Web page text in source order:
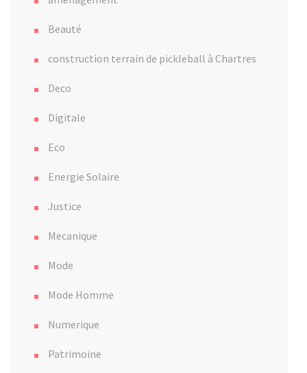
Beauté
construction terrain de pickleball à Chartres
Deco
Digitale
Eco
Energie Solaire
Justice
Mecanique
Mode
Mode Homme
Numerique
Patrimoine